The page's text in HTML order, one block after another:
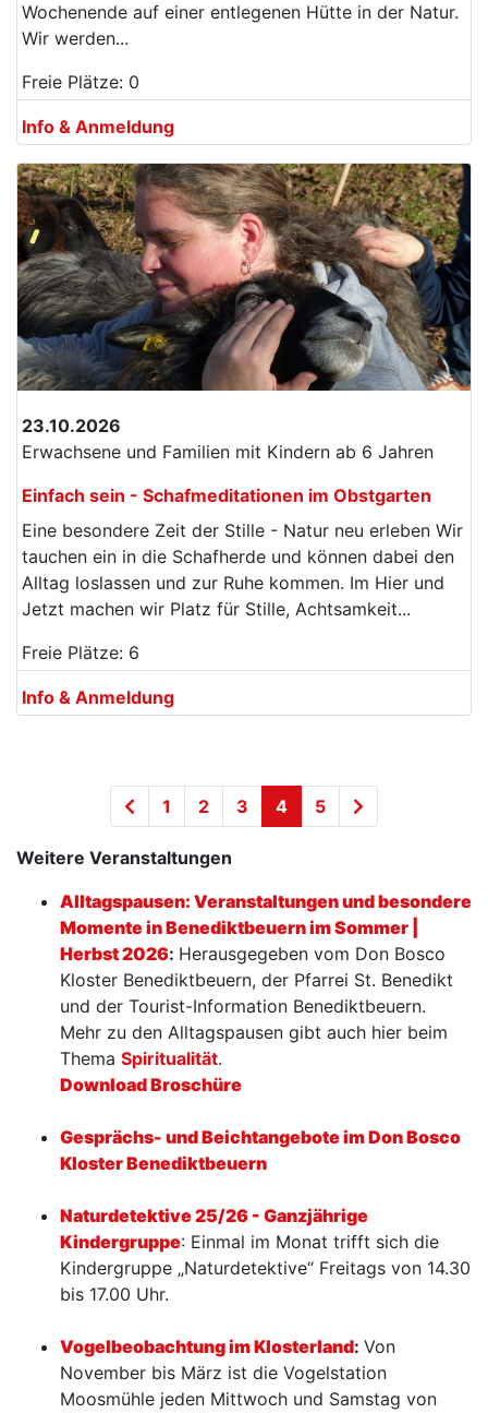
Wochenende auf einer entlegenen Hütte in der Natur.
Wir werden...
Freie Plätze: 0
Info & Anmeldung
23.10.2026
Erwachsene und Familien mit Kindern ab 6 Jahren
Einfach sein - Schafmeditationen im Obstgarten
Eine besondere Zeit der Stille - Natur neu erleben Wir
tauchen ein in die Schafherde und können dabei den
Alltag loslassen und zur Ruhe kommen. Im Hier und
Jetzt machen wir Platz für Stille, Achtsamkeit...
Freie Plätze: 6
Info & Anmeldung
1 2 3 4 5
Weitere Veranstaltungen
Alltagspausen: Veranstaltungen und besondere
Momente in Benediktbeuern im Sommer |
Herbst 2026: Herausgegeben vom Don Bosco
Kloster Benediktbeuern, der Pfarrei St. Benedikt
und der Tourist-Information Benediktbeuern.
Mehr zu den Alltagspausen gibt auch hier beim
Thema Spiritualität.
Download Broschüre
Gesprächs- und Beichtangebote im Don Bosco
Kloster Benediktbeuern
Naturdetektive 25/26 - Ganzjährige
Kindergruppe: Einmal im Monat trifft sich die
Kindergruppe „Naturdetektive“ Freitags von 14.30
bis 17.00 Uhr.
Vogelbeobachtung im Klosterland: Von
November bis März ist die Vogelstation
Moosmühle jeden Mittwoch und Samstag von